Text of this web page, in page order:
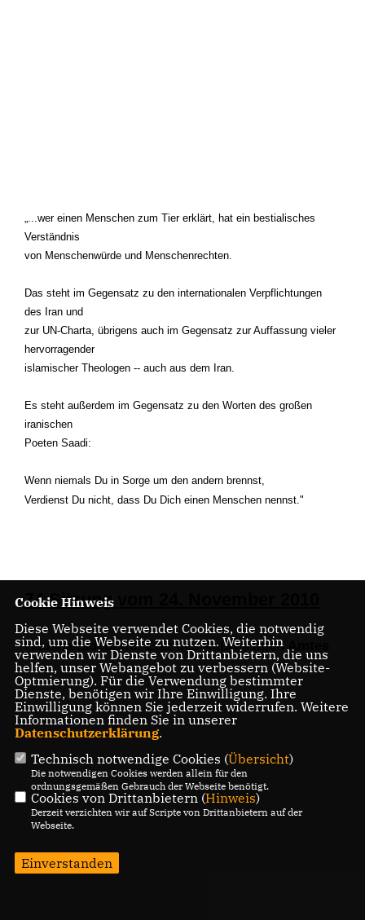
...wer einen Menschen zum Tier erklärt, hat ein bestialisches
Verständnis
von Menschenwürde und Menschenrechten.
Das steht im Gegensatz zu den internationalen Verpflichtungen
des Iran und
zur UN-Charta, übrigens auch im Gegensatz zur Auffassung vieler
hervorragender
islamischer Theologen -- auch aus dem Iran.
Es steht außerdem im Gegensatz zu den Worten des großen
iranischen
Poeten Saadi:
Wenn niemals Du in Sorge um den andern brennst,
Verdienst Du nicht, dass Du Dich einen Menschen nennst."
74.Sitzung vom 24. November 2010
Haushaltsdebatte:Etat des Außwärtigen Amtes
Cookie Hinweis
Diese Webseite verwendet Cookies, die notwendig
sind, um die Webseite zu nutzen. Weiterhin
verwenden wir Dienste von Drittanbietern, die uns
helfen, unser Webangebot zu verbessern (Website-
Optmierung). Für die Verwendung bestimmter
Dienste, benötigen wir Ihre Einwilligung. Ihre
Einwilligung können Sie jederzeit widerrufen. Weitere
Informationen finden Sie in unserer
Datenschutzerklärung.
Technisch notwendige Cookies (Übersicht)
Die notwendigen Cookies werden allein für den
ordnungsgemäßen Gebrauch der Webseite benötigt.
Cookies von Drittanbietern (Hinweis)
Derzeit verzichten wir auf Scripte von Drittanbietern auf der
Webseite.
Einverstanden